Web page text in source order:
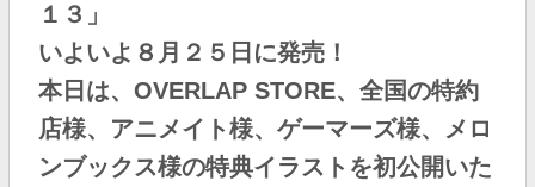
１３」
いよいよ８月２５日に発売！
本日は、OVERLAP STORE、全国の特約
店様、アニメイト様、ゲーマーズ様、メロ
ンブックス様の特典イラストを初公開いた